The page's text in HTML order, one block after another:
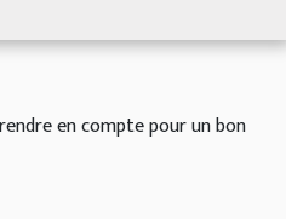
en compte pour un bon